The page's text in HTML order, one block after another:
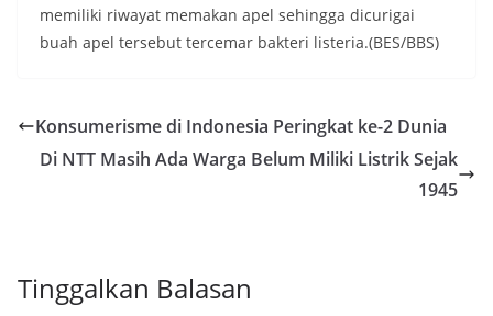
memiliki riwayat memakan apel sehingga dicurigai
buah apel tersebut tercemar bakteri listeria.(BES/BBS)
Konsumerisme di Indonesia Peringkat ke-2 Dunia
Di NTT Masih Ada Warga Belum Miliki Listrik Sejak
1945
Tinggalkan Balasan